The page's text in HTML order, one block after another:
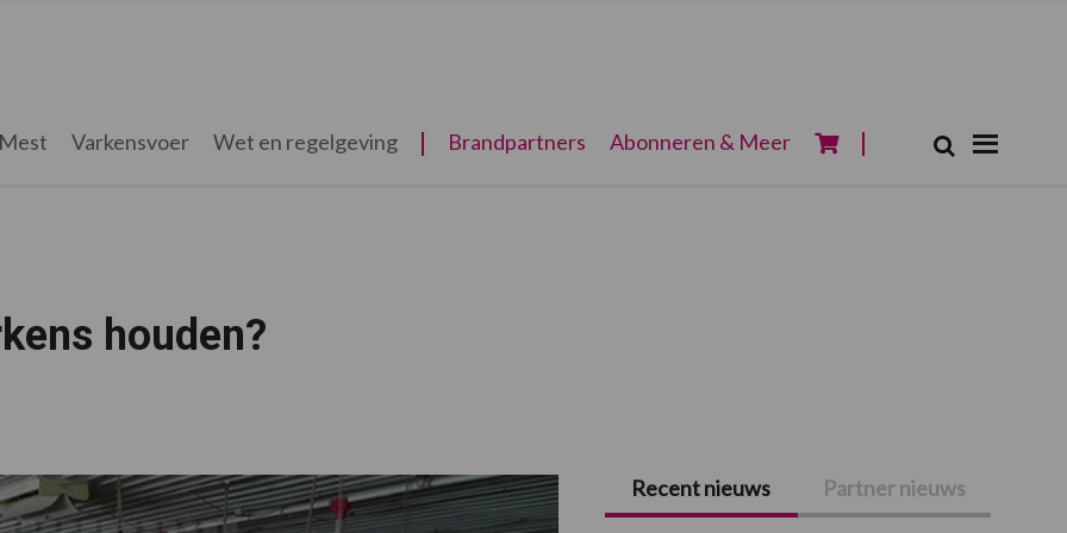
Mest Varkensvoer Wet en regelgeving Brandpartners Abonneren & Meer Zoek
houden?
Primaire
Recent nieuws Partner nieuws